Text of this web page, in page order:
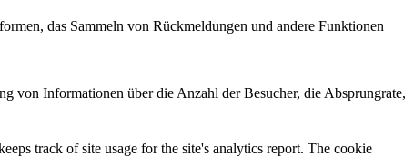
das Sammeln von Rückmeldungen und andere Funktionen
von Informationen über die Anzahl der Besucher, die Absprungrate,
track of site usage for the site's analytics report. The cookie